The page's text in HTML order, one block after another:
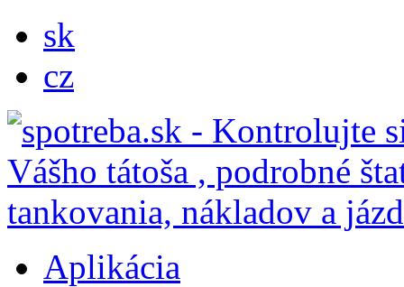
sk
cz
Aplikácia